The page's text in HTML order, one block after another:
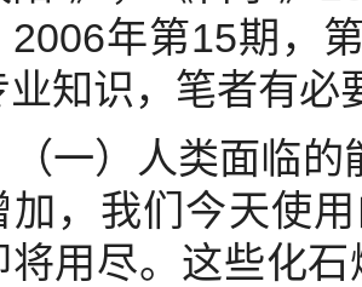
2006年第15期，
业知识，笔者有必
）人类面临的
加，我们今天使
将用尽。这些化